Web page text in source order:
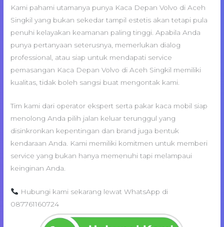
Kami pahami utamanya punya Kaca Depan Volvo di Aceh
Singkil yang bukan sekedar tampil estetis akan tetapi pula
penuhi kelayakan keamanan paling tinggi. Apabila Anda
punya pertanyaan seterusnya, memerlukan dialog
professional, atau siap untuk mendapati service
pemasangan Kaca Depan Volvo di Aceh Singkil memiliki
kualitas, tidak boleh sangsi buat mengontak kami.
Tim kami dari operator ekspert serta pakar kaca mobil siap
menolong Anda pilih jalan keluar terunggul yang
disinkronkan kepentingan dan brand juga bentuk
kendaraan Anda. Kami memiliki komitmen untuk memberi
service yang bukan hanya memenuhi tapi melampaui
keinginan Anda.
Hubungi kami sekarang lewat WhatsApp di
087761160724